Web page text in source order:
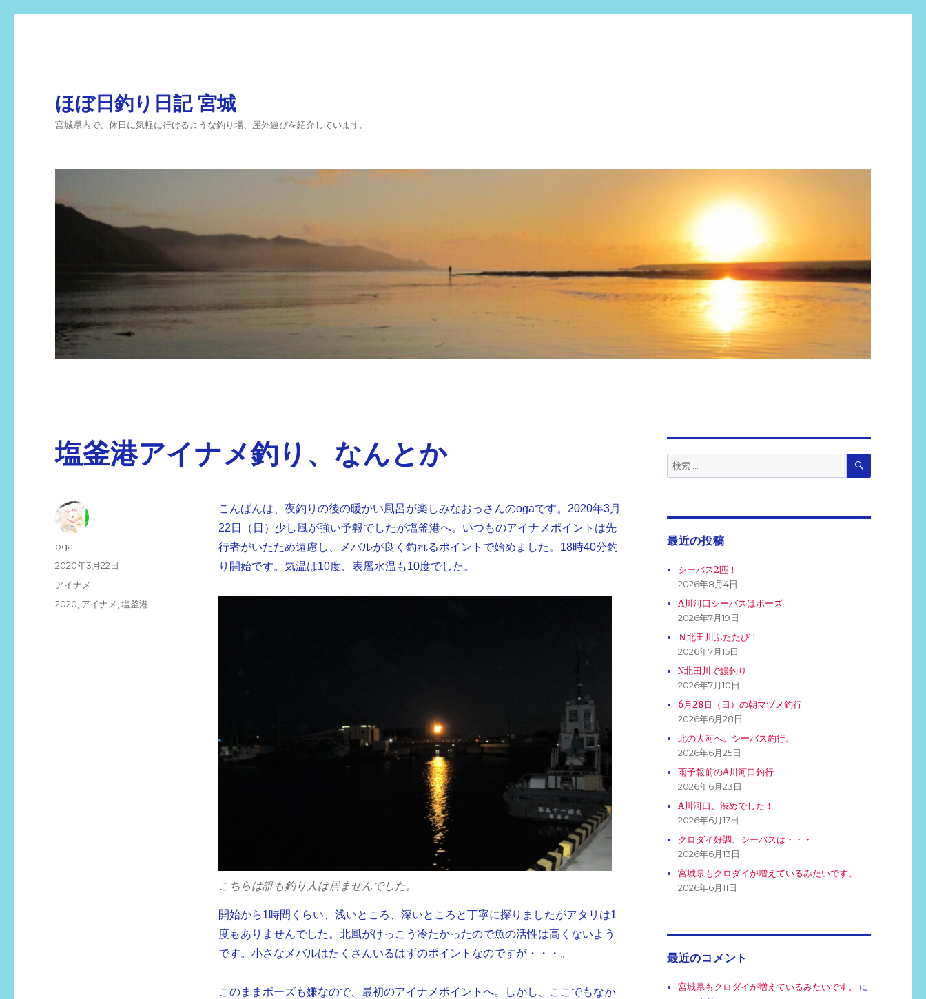
ほぼ日釣り日記 宮城
宮城県内で、休日に気軽に行けるような釣り場、屋外遊びを紹介しています。
塩釜港アイナメ釣り、なんとか
こんばんは、夜釣りの後の暖かい風呂が楽しみなおっさんのogaです。2020年3月
22日（日）少し風が強い予報でしたが塩釜港へ。いつものアイナメポイントは先
行者がいたため遠慮し、メバルが良く釣れるポイントで始めました。18時40分釣
り開始です。気温は10度、表層水温も10度でした。
こちらは誰も釣り人は居ませんでした。
開始から1時間くらい、浅いところ、深いところと丁寧に探りましたがアタリは1
度もありませんでした。北風がけっこう冷たかったので魚の活性は高くないよう
です。小さなメバルはたくさんいるはずのポイントなのですが・・・。
このままボーズも嫌なので、最初のアイナメポイントへ。しかし、ここでもなか
投
oga
投
2020年3月22日
カ
アイナメ
タ
2020 アイナメ ,塩釜港
検
索:
検
最近の投稿
シーバス2匹！
2026年8月4日
A川河口シーバスはボーズ
2026年7月19日
Ｎ北田川ふたたび！
2026年7月15日
N北田川で鰻釣り
2026年7月10日
6月28日（日）の朝マヅメ釣行
2026年6月28日
北の大河へ。シーバス釣行。
2026年6月25日
雨予報前のA川河口釣行
2026年6月23日
A川河口、渋めでした！
2026年6月17日
クロダイ好調、シーバスは・・・
2026年6月13日
宮城県もクロダイが増えているみたいです。
2026年6月11日
最近のコメント
宮城県もクロダイが増えているみたいです。
に